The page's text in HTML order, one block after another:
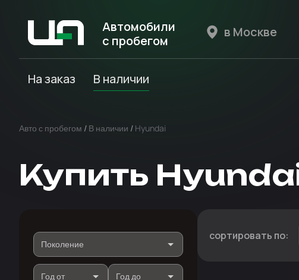
Автомобили
с пробегом
На заказ В наличии
Авто с пробегом / В наличии / Hyundai
Купить
сортировать по: